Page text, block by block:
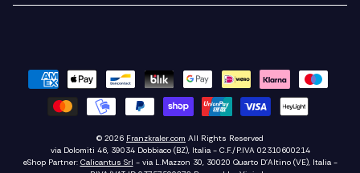
© 2026 Franzkraler.com All Rights Reserved
via Dolomiti 46, 39034 Dobbiaco (BZ), Italia - C.F./P.IVA 02310600214
eShop Partner: Calicantus Srl - via L.Mazzon 30, 30020 Quarto D'Altino (VE), Italia -